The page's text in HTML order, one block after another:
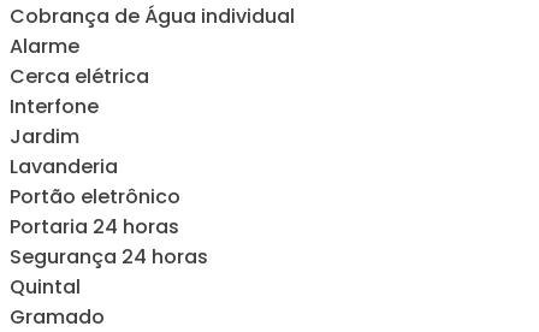
Cobrança de Água individual
Alarme
Cerca elétrica
Interfone
Jardim
Lavanderia
Portão eletrônico
Portaria 24 horas
Segurança 24 horas
Quintal
Gramado